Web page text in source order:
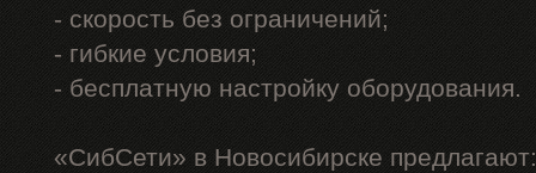
- скорость без ограничений;
- гибкие условия;
- бесплатную настройку оборудования.
«СибСети» в Новосибирске предлагают: